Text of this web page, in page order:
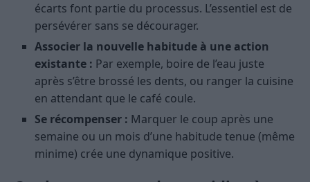
écarts font partie du processus. L’essentiel est de
persévérer sans se décourager.
Associer la nouvelle habitude à une action
existante : Par exemple, boire de l’eau juste
après s’être brossé les dents, ou ranger la cuisine
en attendant que le café coule.
Se récompenser : Marquer le coup après une
semaine ou un mois d’une habitude tenue (même
minime) crée une dynamique positive.